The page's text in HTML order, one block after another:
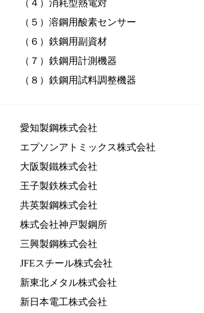
（４）消耗型熱電対
（５）溶鋼用酸素センサー
（６）鉄鋼用副資材
（７）鉄鋼用計測機器
（８）鉄鋼用試料調整機器
愛知製鋼株式会社
エプソンアトミックス株式会社
大阪製鐵株式会社
王子製鉄株式会社
共英製鋼株式会社
株式会社神戸製鋼所
三興製鋼株式会社
JFEスチール株式会社
新東北メタル株式会社
新日本電工株式会社